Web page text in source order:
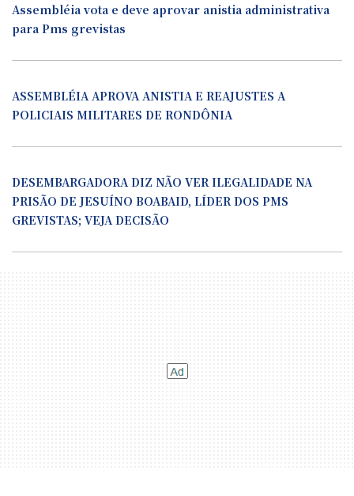
Assembléia vota e deve aprovar anistia administrativa
para Pms grevistas
ASSEMBLÉIA APROVA ANISTIA E REAJUSTES A
POLICIAIS MILITARES DE RONDÔNIA
DESEMBARGADORA DIZ NÃO VER ILEGALIDADE NA
PRISÃO DE JESUÍNO BOABAID, LÍDER DOS PMS
GREVISTAS; VEJA DECISÃO